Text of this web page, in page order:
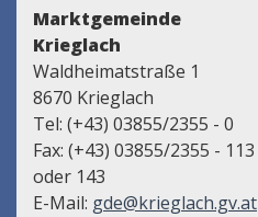
Marktgemeinde
Krieglach
Waldheimatstraße 1
8670 Krieglach
Tel: (+43) 03855/2355 - 0
Fax: (+43) 03855/2355 - 113
oder 143
E-Mail: gde@krieglach.gv.at